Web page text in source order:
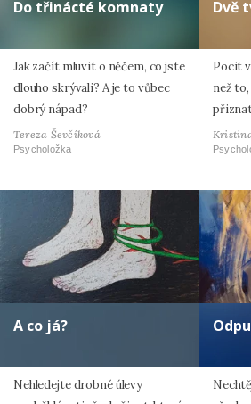
Do třinácté komnaty
Jak začít mluvit o něčem, co jste
dlouho skrývali? A je to vůbec
dobrý nápad?
Tereza Ševčíková
Psycholožka
Dvě
Pocit
než
A co já?
Nehledejte drobné úlevy